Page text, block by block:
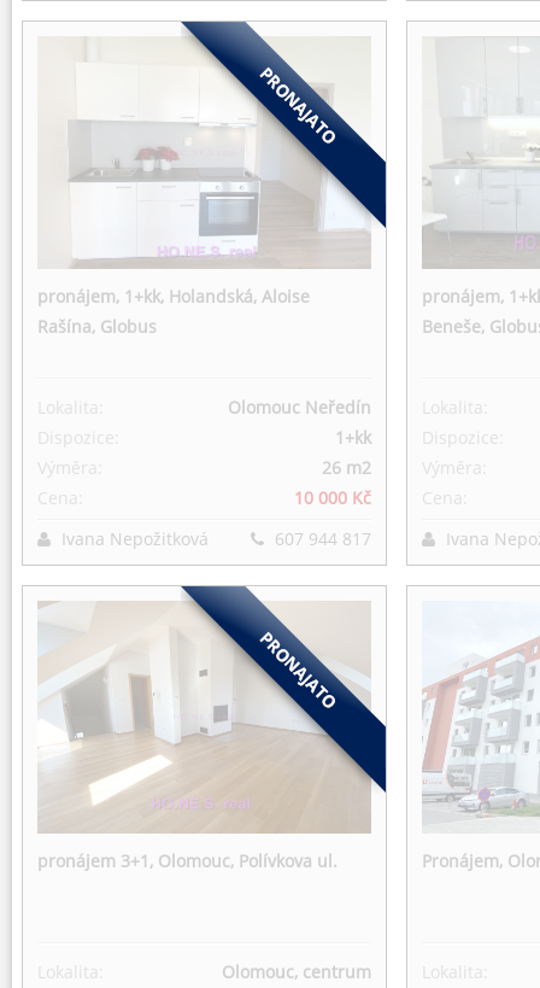
pronájem, 1+kk, Holandská, Aloise
Rašína, Globus
Lokalita:
Olomouc Neředín
Dispozice:
1+kk
Výměra:
26 m2
Cena:
10 000 Kč
Ivana Nepožitková
607 944 817
pronájem,
Beneše,
Lokalita:
Dispozice:
Výměra:
Cena:
Ivana
pronájem 3+1, Olomouc, Polívkova ul.
Lokalita:
Olomouc, centrum
Pronájem,
Lokalita: